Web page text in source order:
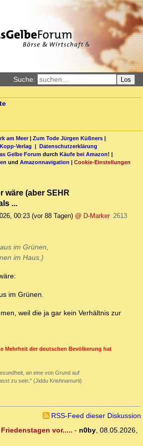
Suche: Los
am Meer| Zum Tode Jürgen Küßners |
Verlag | Datenschutzerklärung
Gelbe Forum durch Käufe bei Amazon! |
und Amazonnavigation | Cookie-Einstellungen
wäre (aber SEHR
...
00:23 (vor 88 Tagen) @ D-Marker 2613
im Grünen,
im Haus.)
im Grünen.
weil die ja gar kein Verhältnis zur
Mehrheit der deutschen Bevölkerung hat
an eine von Grund auf
zu sein." (Jiddu Krishnamurti)
RSS-Feed dieser Diskussion
vor..... - n0by, 08.05.2026,